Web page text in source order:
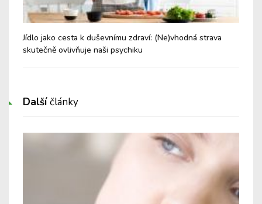
Jídlo jako cesta k duševnímu zdraví: (Ne)vhodná strava
skutečně ovlivňuje naši psychiku
Dalšíčlánky